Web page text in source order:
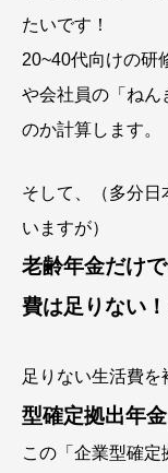
たいです！
20~40代向けの研
や会社員の「ねん
のか計算します。
そして、（多分日
いますが）
老齢年金だけ
費は足りない！
足りない生活費を
型確定拠出年金
この「企業型確